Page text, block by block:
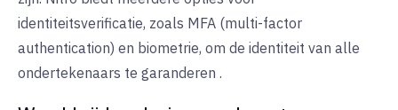
identiteitsverificatie, zoals MFA (multi-factor
authentication) en biometrie, om de identiteit van alle
ondertekenaars te garanderen .